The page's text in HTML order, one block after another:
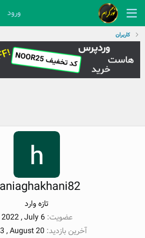
ورود
کاربران
تازه وارد
عضویت 2022 , July 6
آخرین بازدید , August 20